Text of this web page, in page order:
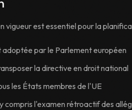
vigueur est essentiel pour la
par le Parlement européen
la directive en droit national
les États membres de l'UE
compris l'examen rétroactif des